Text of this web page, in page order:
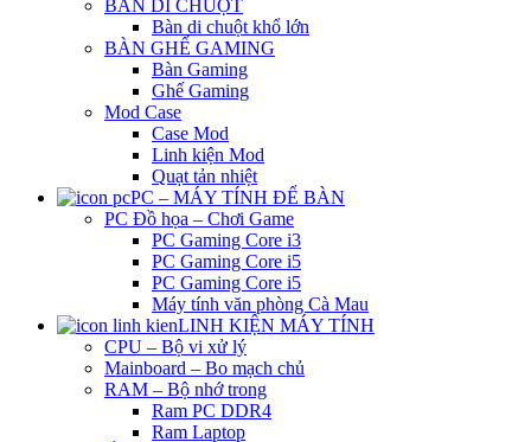
BÀN DI CHUỘT
Bàn di chuột khổ lớn
BÀN GHẾ GAMING
Bàn Gaming
Ghế Gaming
Mod Case
Case Mod
Linh kiện Mod
Quạt tản nhiệt
PC – MÁY TÍNH ĐỂ BÀN
PC Đồ họa – Chơi Game
PC Gaming Core i3
PC Gaming Core i5
PC Gaming Core i5
Máy tính văn phòng Cà Mau
LINH KIỆN MÁY TÍNH
CPU – Bộ vi xử lý
Mainboard – Bo mạch chủ
RAM – Bộ nhớ trong
Ram PC DDR4
Ram Laptop